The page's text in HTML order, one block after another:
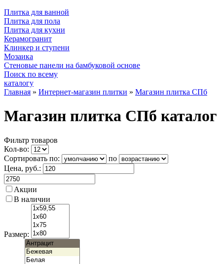
Плитка для ванной
Плитка для пола
Плитка для кухни
Керамогранит
Клинкер и ступени
Мозаика
Стеновые панели на бамбуковой основе
Поиск по всему
каталогу
Главная » Интернет-магазин плитки » Магазин плитка СПб
Магазин плитка СПб каталог
Фильтр товаров
Кол-во:
Сортировать по:
по
Цена, руб.:
Акции
В наличии
Размер: